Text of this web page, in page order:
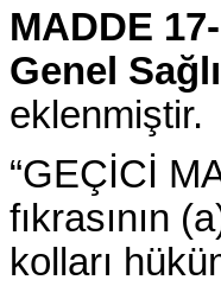
MADDE 17-
Genel
eklenmiştir.
“GEÇİCİ
fıkrasının
kolları